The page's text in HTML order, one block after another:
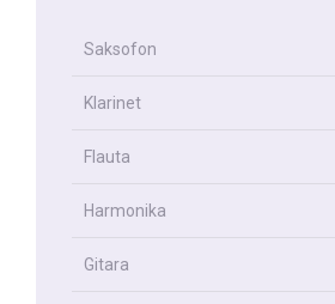
Saksofon
Klarinet
Flauta
Harmonika
Gitara